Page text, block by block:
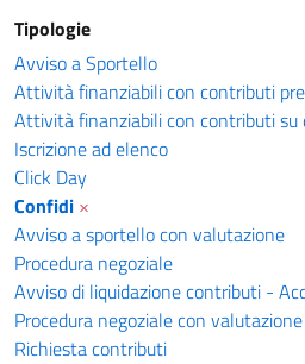
Tipologie
Avviso a Sportello
Attività finanziabili con contributi
Attività finanziabili con contributi su
Iscrizione ad elenco
Click Day
Confidi ×
Avviso a sportello con valutazione
Procedura negoziale
Avviso di liquidazione contributi -
Procedura negoziale con valutazione
Richiesta contributi